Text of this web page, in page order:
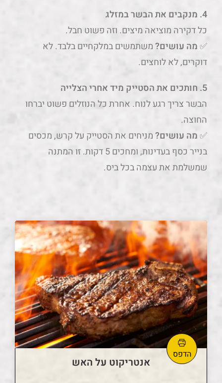
4. מנקבים את הבשר במזלג
כל דקירה מוציאה מיצים. וזה פשוט חבל.
✅מה עושים?משתמשים במלקחיים בלבד. לא
דוקרים, לא לוחצים.
5. חותכים את הסטייק מיד אחרי הצלייה
הבשר צריך רגע לנוח. אחרת כל הנוזלים פשוט יברחו
החוצה.
✅מה עושים?מניחים את הסטייק על קרש, מכסים
בנייר כסף בעדינות, ומחכים 5 דקות. זו המתנה
שמשלמת את עצמה בכל ביס.
אנטריקוט על האש